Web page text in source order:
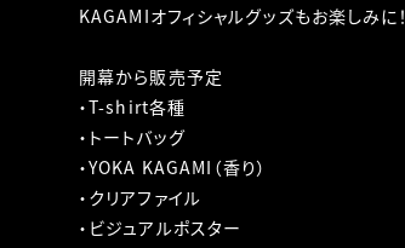
KAGAMIオフィシャルグッズもお楽しみに！
開幕から販売予定
・T-shirt各種
・トートバッグ
・YOKA KAGAMI（香り）
・クリアファイル
・ビジュアルポスター